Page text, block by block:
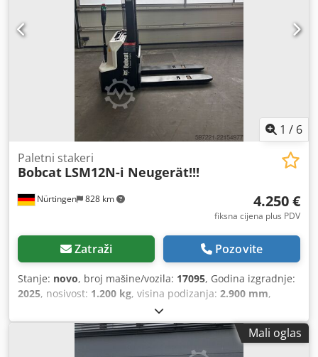
1 / 6
Nürtingen 828 km
Paletni stakeri
Bobcat LSM12N-i Neugerät!!!
4.250 €
fiksna cijena plus PDV
Zatraži Pozovite
Stanje: novo, broj mašine/vozila: 17095, Godina izgradnje:
2025, nosivost: 1.200 kg, visina podizanja: 2.900 mm,
, vrsta goriva:
jarbola:simpleks, građevinska visina:1.970 mm, napon
24 V, duljina vilica:1.150 mm , ukupna masa:665
Mali oglas